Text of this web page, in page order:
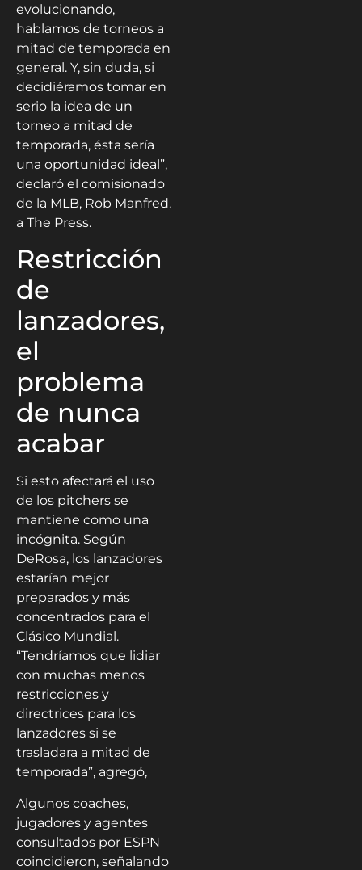
evolucionando,
hablamos de torneos a
mitad de temporada en
general. Y, sin duda, si
decidiéramos tomar en
serio la idea de un
torneo a mitad de
temporada, ésta sería
una oportunidad ideal”,
declaró el comisionado
de la MLB, Rob Manfred,
a The Press.
Restricción
de
lanzadores,
el
problema
de nunca
acabar
Si esto afectará el uso
de los pitchers se
mantiene como una
incógnita. Según
DeRosa, los lanzadores
estarían mejor
preparados y más
concentrados para el
Clásico Mundial.
“Tendríamos que lidiar
con muchas menos
restricciones y
directrices para los
lanzadores si se
trasladara a mitad de
temporada”, agregó,
Algunos coaches,
jugadores y agentes
consultados por ESPN
coincidieron, señalando